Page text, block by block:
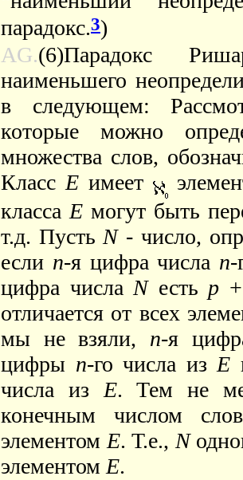
парадокс.3)
AG.(6)Парадокс
наименьшего
в следующем:
которые можно
множества слов,
КлассEимеет
классаE могут быть
т.д. ПустьN- число,
если n-я цифра числа n-
цифра числаNесть p
отличается от всех
мы не взяли, n-я
цифры n-го числа изE
числа изE. Тем не
конечным числом
элементомE. Т.е.,N
элементомE.